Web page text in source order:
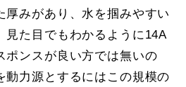
厚みがあり、水を掴みやすい
見た目でもわかるように14A
ポンスが良い方では無いの
動力源とするにはこの規模の